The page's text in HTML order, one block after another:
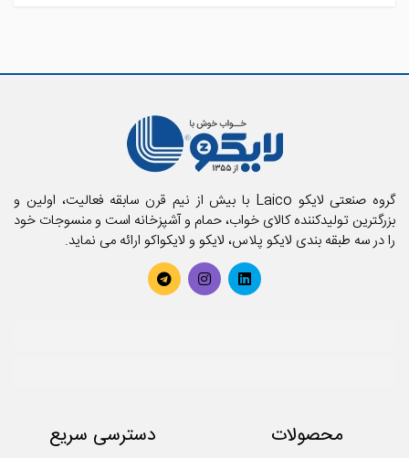
گروه صنعتی لایکو Laico با بیش از نیم قرن سابقه فعالیت، اولین و
بزرگترین تولیدکننده کالای خواب، حمام و آشپزخانه است و منسوجات خود
را در سه طبقه بندی لایکو پلاس، لایکو و لایکواکو ارائه می نماید.
محصولات دسترسی سریع